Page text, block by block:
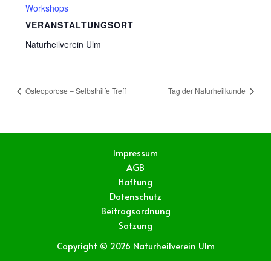
Workshops
VERANSTALTUNGSORT
Naturheilverein Ulm
Osteoporose – Selbsthilfe Treff Tag der Naturheilkunde
Impressum
AGB
Haftung
Datenschutz
Beitragsordnung
Satzung
Copyright © 2026 Naturheilverein Ulm